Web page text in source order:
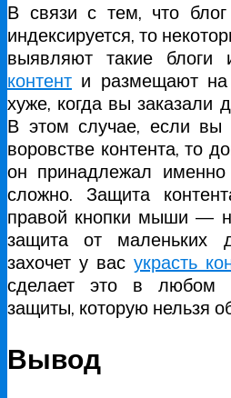
В связи с тем, что
индексируется, то
выявляют такие блоги
контент и размещают
хуже, когда вы заказали
В этом случае, если вы
воровстве контента, то
он принадлежал
сложно. Защита
правой кнопки мыши —
защита от маленьких
захочет у вас украсть
сделает это в любом
защиты, которую нельзя
Вывод